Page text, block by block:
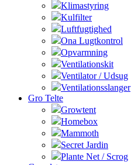
Klimastyring
Kulfilter
Luftfugtighed
Ona Lugtkontrol
Opvarmning
Ventilationskit
Ventilator / Udsug
Ventilationsslanger
Gro Telte
Growtent
Homebox
Mammoth
Secret Jardin
Plante Net / Scrog